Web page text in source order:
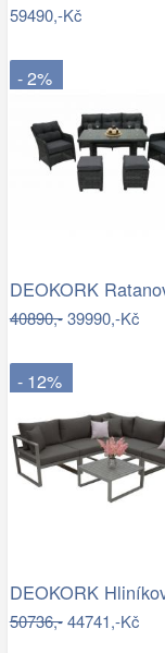
59490,-Kč
- 2%
40890,-39990,-Kč
- 12%
50736,-44741,-Kč